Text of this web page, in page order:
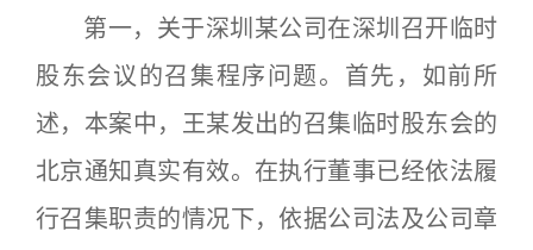
第一，关于深圳某公司在深圳召开临时
股东会议的召集程序问题。首先，如前所
述，本案中，王某发出的召集临时股东会的
北京通知真实有效。在执行董事已经依法履
行召集职责的情况下，依据公司法及公司章